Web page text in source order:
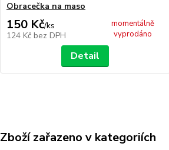
Obracečka na maso
150 Kč/ks
124 Kč bez DPH
momentálně
vyprodáno
Detail
Zboží zařazeno v kategoriích